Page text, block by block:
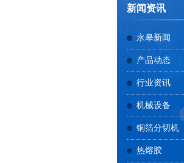
新闻资讯
永皋新闻
产品动态
行业资讯
机械设备
铜箔分切机
热熔胶